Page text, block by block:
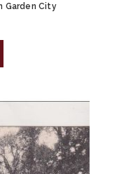
Garden City